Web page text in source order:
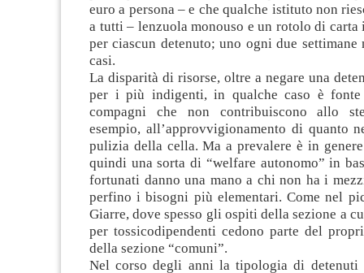
euro a persona – e che qualche istituto non
a tutti – lenzuola monouso e un rotolo di carta
per ciascun detenuto; uno ogni due
casi.
La disparità di risorse, oltre a negare una
per i più indigenti, in qualche caso è
compagni che non contribuiscono allo
esempio, all’approvvigionamento di quanto
pulizia della cella. Ma a prevalere è in
quindi una sorta di “welfare autonomo” in
fortunati danno una mano a chi non ha i
perfino i bisogni più elementari. Come nel
Giarre, dove spesso gli ospiti della sezione a
per tossicodipendenti cedono parte del
della sezione “comuni”.
Nel corso degli anni la tipologia di detenuti